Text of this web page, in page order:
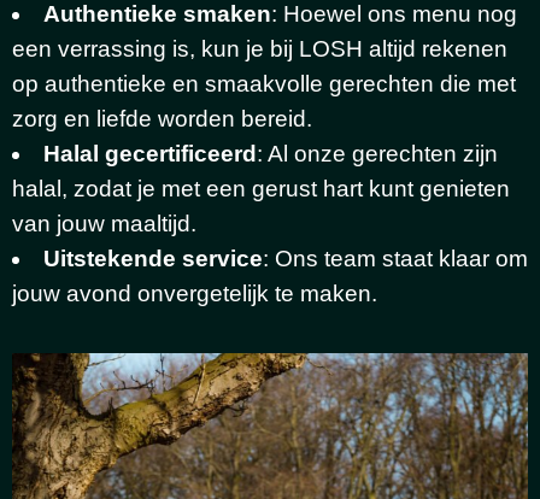
Authentieke smaken: Hoewel ons menu nog
een verrassing is, kun je bij LOSH altijd rekenen
op authentieke en smaakvolle gerechten die met
zorg en liefde worden bereid.
Halal gecertificeerd : Al onze gerechten zijn
halal, zodat je met een gerust hart kunt genieten
van jouw maaltijd.
Uitstekende service: Ons team staat klaar om
jouw avond onvergetelijk te maken.